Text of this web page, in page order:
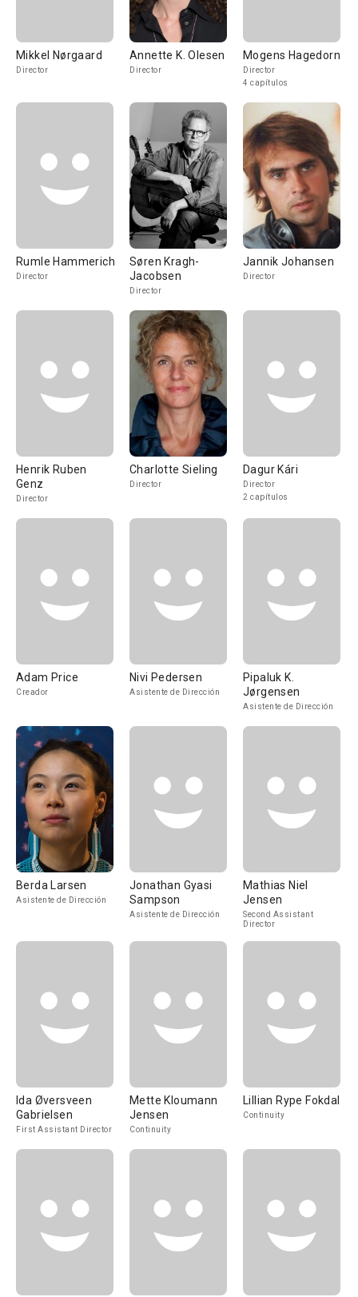
Mikkel Nørgaard
Director
Annette K. Olesen
Director
Mogens Hagedorn
Director
4 capítulos
Rumle Hammerich
Director
Søren Kragh-
Jacobsen
Director
Jannik Johansen
Director
Henrik Ruben
Genz
Director
Charlotte Sieling
Director
Dagur Kári
Director
2 capítulos
Adam Price
Creador
Nivi Pedersen
Asistente de Dirección
Pipaluk K.
Jørgensen
Asistente de Dirección
Berda Larsen
Asistente de Dirección
Jonathan Gyasi
Sampson
Asistente de Dirección
Mathias Niel
Jensen
Second Assistant
Director
Ida Øversveen
Gabrielsen
First Assistant Director
Mette Kloumann
Jensen
Continuity
Lillian Rype Fokdal
Continuity